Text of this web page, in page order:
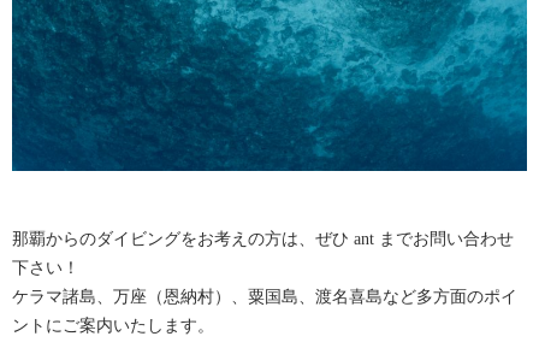
那覇からのダイビングをお考えの方は、ぜひ ant までお問い合わせ
下さい！
ケラマ諸島、万座（恩納村）、粟国島、渡名喜島など多方面のポイ
ントにご案内いたします。